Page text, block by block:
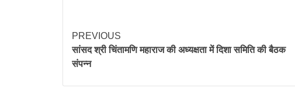
PREVIOUS
सांसद श्री चिंतामणि महाराज की अध्यक्षता में दिशा समिति की बैठक
संपन्न